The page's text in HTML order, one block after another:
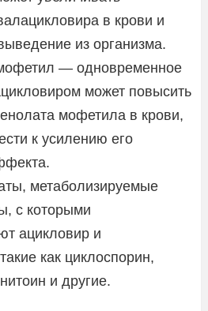
в крови и
из организма.
— одновременное
может повысить
мофетила в крови,
к усилению его
метаболизируемые
с которыми
ацикловир и
как циклоспорин,
и другие.